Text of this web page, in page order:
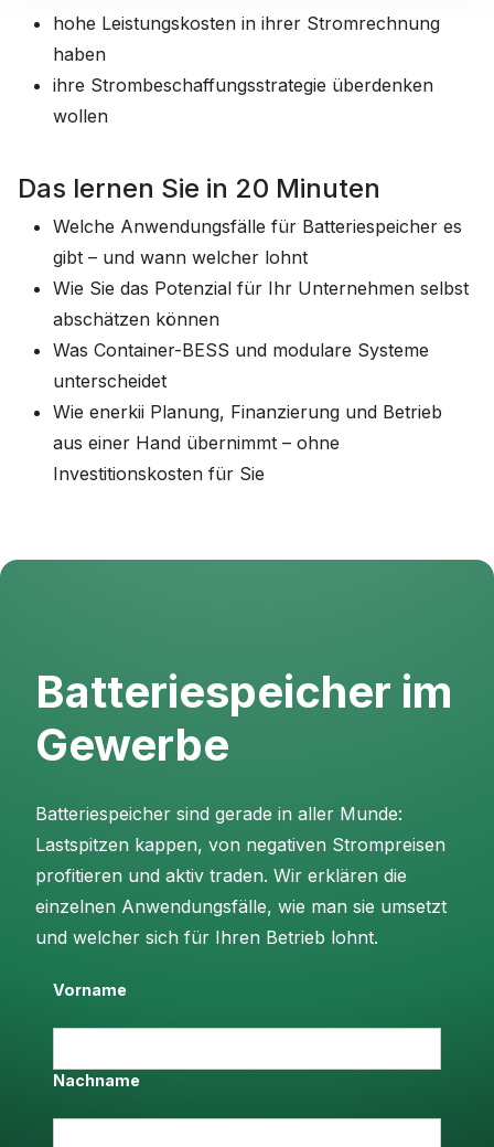
hohe Leistungskosten in ihrer Stromrechnung
haben
ihre Strombeschaffungsstrategie überdenken
wollen
Das lernen Sie in 20 Minuten
Welche Anwendungsfälle für Batteriespeicher es
gibt – und wann welcher lohnt
Wie Sie das Potenzial für Ihr Unternehmen selbst
abschätzen können
Was Container-BESS und modulare Systeme
unterscheidet
Wie enerkii Planung, Finanzierung und Betrieb
aus einer Hand übernimmt – ohne
Investitionskosten für Sie
Batteriespeicher im
Gewerbe
Batteriespeicher sind gerade in aller Munde:
Lastspitzen kappen, von negativen Strompreisen
profitieren und aktiv traden. Wir erklären die
einzelnen Anwendungsfälle, wie man sie umsetzt
und welcher sich für Ihren Betrieb lohnt.
Vorname
Nachname